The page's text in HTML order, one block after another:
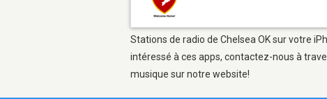
Stations de radio de Chelsea OK sur votre
intéressé à ces apps, contactez-nous à
musique sur notre website!